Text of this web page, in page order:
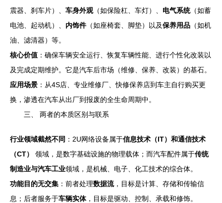
震器、刹车片）、 车身外观（如保险杠、车灯）、 电气系统（如蓄
电池、起动机）、 内饰件（如座椅套、脚垫）以及保养用品 （如机
油、滤清器）等。
核心价值 ：确保车辆安全运行、恢复车辆性能、进行个性化改装以
及完成定期维护。它是汽车后市场（维修、保养、改装）的基石。
应用场景 ：从4S店、专业维修厂、快修保养店到车主自行购买更
换，渗透在汽车从出厂到报废的全生命周期中。
三、 两者的本质区别与联系
行业领域截然不同 ：2U网络设备属于信息技术（IT）和通信技术
（CT）
领域，是数字基础设施的物理载体；而汽车配件属于传统
制造业与汽车工业领域，是机械、电子、化工技术的综合体。
功能目的无交集 ：前者处理数据流，目标是计算、存储和传输信
息；后者服务于车辆实体，目标是驱动、控制、承载和修饰。